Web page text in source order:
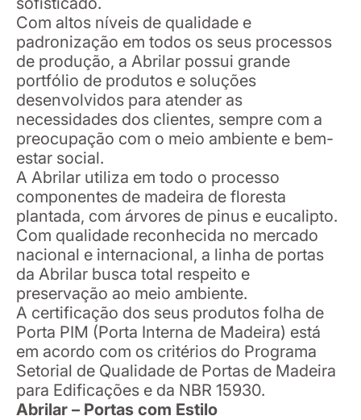
Com altos níveis de qualidade e
padronização em todos os seus processos
de produção, a Abrilar possui grande
portfólio de produtos e soluções
desenvolvidos para atender as
necessidades dos clientes, sempre com a
preocupação com o meio ambiente e bem-
estar social.
A Abrilar utiliza em todo o processo
componentes de madeira de floresta
plantada, com árvores de pinus e eucalipto.
Com qualidade reconhecida no mercado
nacional e internacional, a linha de portas
da Abrilar busca total respeito e
preservação ao meio ambiente.
A certificação dos seus produtos folha de
Porta PIM (Porta Interna de Madeira) está
em acordo com os critérios do Programa
Setorial de Qualidade de Portas de Madeira
para Edificações e da NBR 15930.
Abrilar – Portas com Estilo